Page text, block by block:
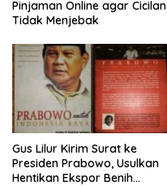
Pinjaman Online agar Cicilan
Tidak Menjebak
Gus Lilur Kirim Surat ke
Presiden Prabowo, Usulkan
Hentikan Ekspor Benih